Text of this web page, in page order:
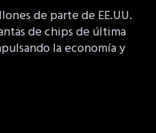
de parte de EE.UU.
de chips de última
la economía y